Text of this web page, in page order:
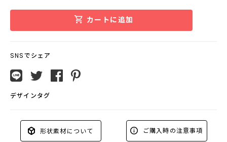
カートに追加
SNSでシェア
デザインタグ
形状素材について ご購入時の注意事項